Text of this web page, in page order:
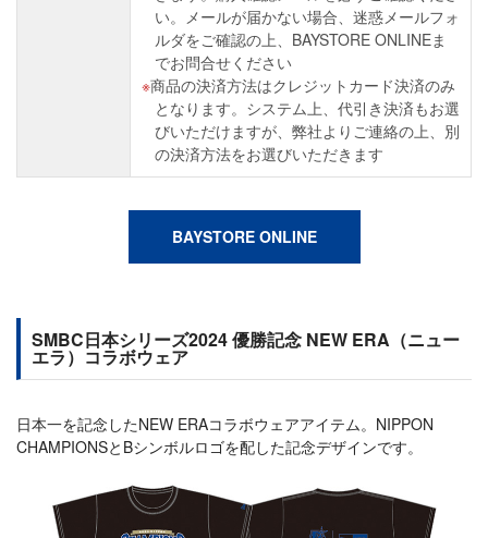
い。メールが届かない場合、迷惑メールフォ
ルダをご確認の上、BAYSTORE ONLINEま
でお問合せください
商品の決済方法はクレジットカード決済のみ
となります。システム上、代引き決済もお選
びいただけますが、弊社よりご連絡の上、別
の決済方法をお選びいただきます
BAYSTORE ONLINE
SMBC日本シリーズ2024 優勝記念 NEW ERA（ニュー
エラ）コラボウェア
日本一を記念したNEW ERAコラボウェアアイテム。NIPPON
CHAMPIONSとBシンボルロゴを配した記念デザインです。